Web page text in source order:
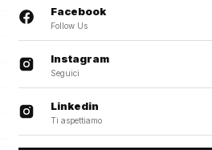
Facebook
Follow Us
Instagram
Seguici
Linkedin
Ti aspettiamo